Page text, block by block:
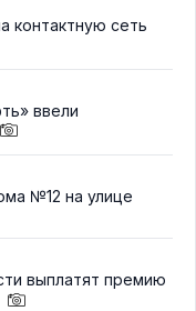
контактную сеть
ввели
№12 на улице
выплатят премию